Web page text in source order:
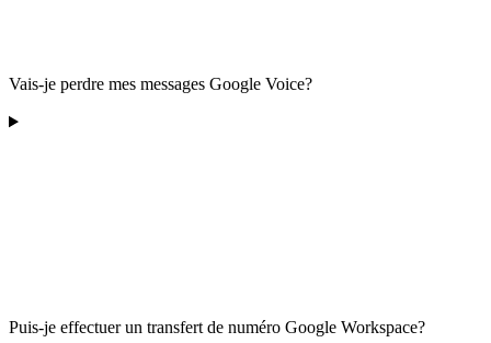
Vais-je perdre mes messages Google Voice?
Puis-je effectuer un transfert de numéro Google Workspace?